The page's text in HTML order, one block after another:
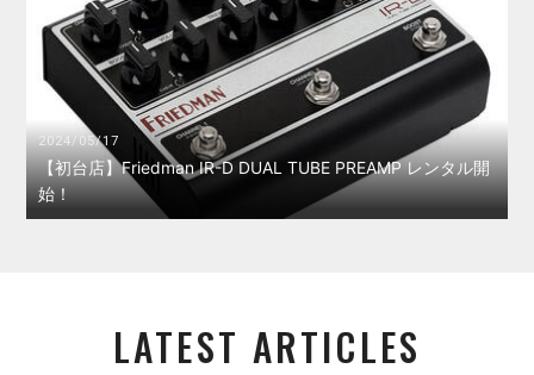
2024/05/17
【初台店】Friedman IR-D DUAL TUBE PREAMP レンタル開
始！
LATEST ARTICLES